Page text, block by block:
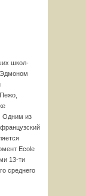
школ-
Одним из
Ecole
13-ти
среднего